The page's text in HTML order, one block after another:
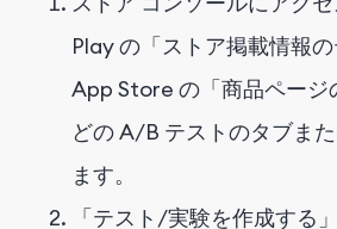
Play の「ストア掲載情報
App Store の「商品ページ
どの A/B テストのタブま
ます。
「テスト/実験を作成する